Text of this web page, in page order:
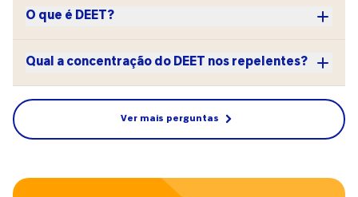
O que é DEET?
Qual a concentração do DEET nos repelentes?
Ver mais perguntas